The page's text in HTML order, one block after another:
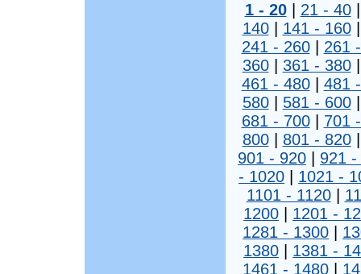
1 - 20| 21 - 40
140| 141 - 160
241 - 260| 261
360| 361 - 380
461 - 480| 481
580| 581 - 600
681 - 700| 701
800| 801 - 820
901 - 920
921 -
- 1020
1021 -
1101 - 1120|
1200
1201 -
1281 - 1300
1380
1381 -
1461 - 1480